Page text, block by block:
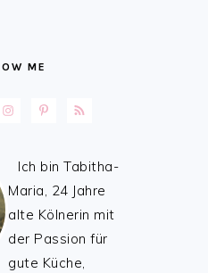
ME
Ich bin Tabitha-
Maria, 24 Jahre
alte Kölnerin mit
der Passion für
gute Küche,